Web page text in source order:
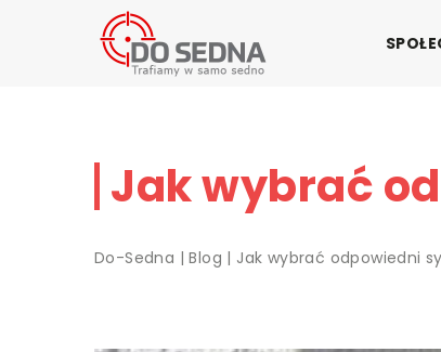
Jak wybrać
Do-Sedna |Blog | Jak wybrać odpowiedni